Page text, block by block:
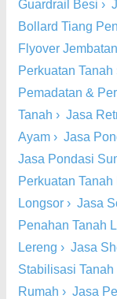
Guardrail Besi ›
Bollard Tiang
Flyover Jembatan
Perkuatan Tanah
Pemadatan &
Tanah › Jasa
Ayam › Jasa
Jasa Pondasi
Perkuatan
Longsor › Jasa
Penahan Tanah
Lereng › Jasa
Stabilisasi Tanah
Rumah › Jasa